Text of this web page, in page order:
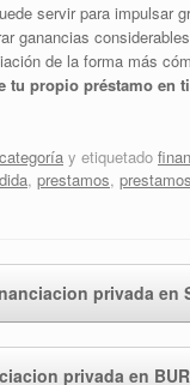
servir para impulsar
ganancias
de la forma más
tu propio préstamo en
y etiquetado
, prestamos,
privada en
privada en